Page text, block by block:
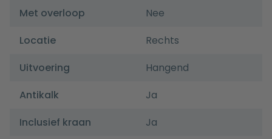
Met overloop
Nee
Locatie
Rechts
Uitvoering
Hangend
Antikalk
Ja
Inclusief kraan
Ja